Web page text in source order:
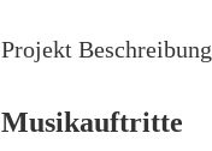
Projekt Beschreibung
Musikauftritte